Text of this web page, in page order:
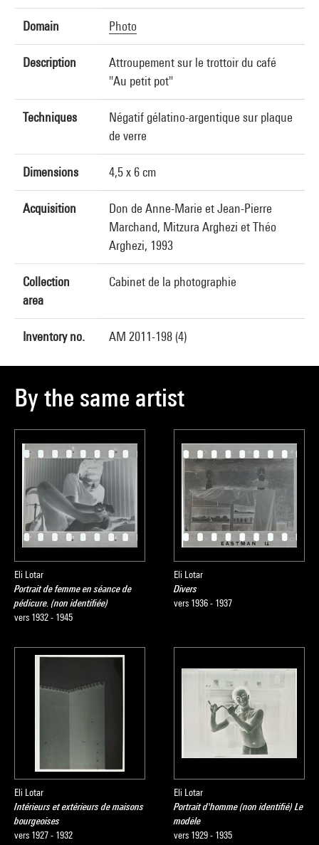
Domain Photo
Description
Attroupement sur le trottoir du café
"Au petit pot"
Techniques
Négatif gélatino-argentique sur plaque
de verre
Dimensions 4,5 x 6 cm
Acquisition
Don de Anne-Marie et Jean-Pierre
Marchand, Mitzura Arghezi et Théo
Arghezi, 1993
Collection
area
Cabinet de la photographie
Inventory no. AM 2011-198 (4)
By the same artist
Eli Lotar
Portrait de femme en séance de
pédicure. (non identifiée)
vers 1932 - 1945
Eli Lotar
Divers
vers 1936 - 1937
Eli Lotar
Intérieurs et extérieurs de maisons
bourgeoises
vers 1927 - 1932
Eli Lotar
Portrait d'homme (non identifié) Le
modèle
vers 1929 - 1935